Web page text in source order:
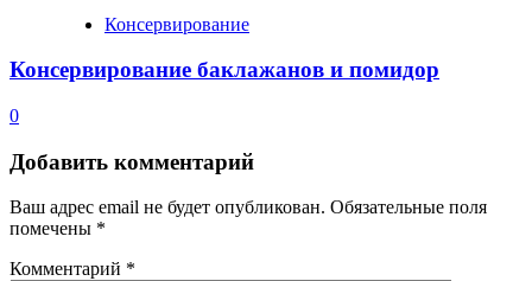
Консервирование
Консервирование баклажанов и помидор
0
Добавить комментарий
Ваш адрес email не будет опубликован. Обязательные поля
помечены *
Комментарий *